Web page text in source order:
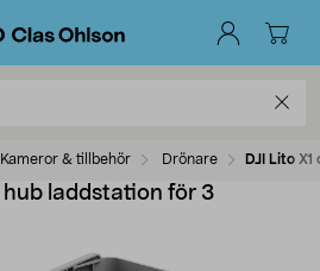
Kameror & tillbehör Drönare DJI Lito
hub laddstation för 3